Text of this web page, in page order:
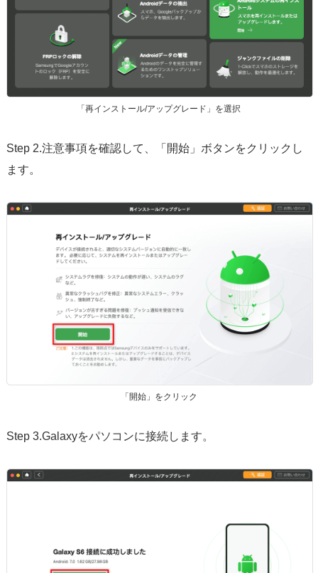
「再インストール/アップグレード」を選択
Step 2.注意事項を確認して、「開始」ボタンをクリックし
ます。
「開始」をクリック
Step 3.Galaxyをパソコンに接続します。